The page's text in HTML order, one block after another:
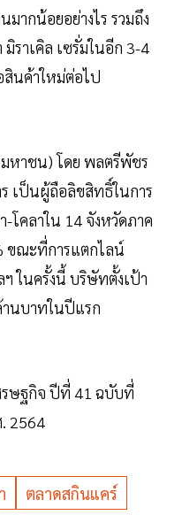
ากน้อยอย่างไร รวมถึง
ราเคิล เซรั่มในอีก 3-4
นค้าใหม่ต่อไป
หาชน) โดย พลตรีพัชร
เป็นผู้ถือลิขสิทธิ์ในการ
คลาใน 14 จังหวัดภาค
ขณะที่การแตกไลน์
ฯ ในครั้งนี้ บริษัทตั้งเป้า
นบาทในปีแรก
ษฐกิจ ปีที่ 41 ฉบับที่
2564
ตลาดสกินแคร์